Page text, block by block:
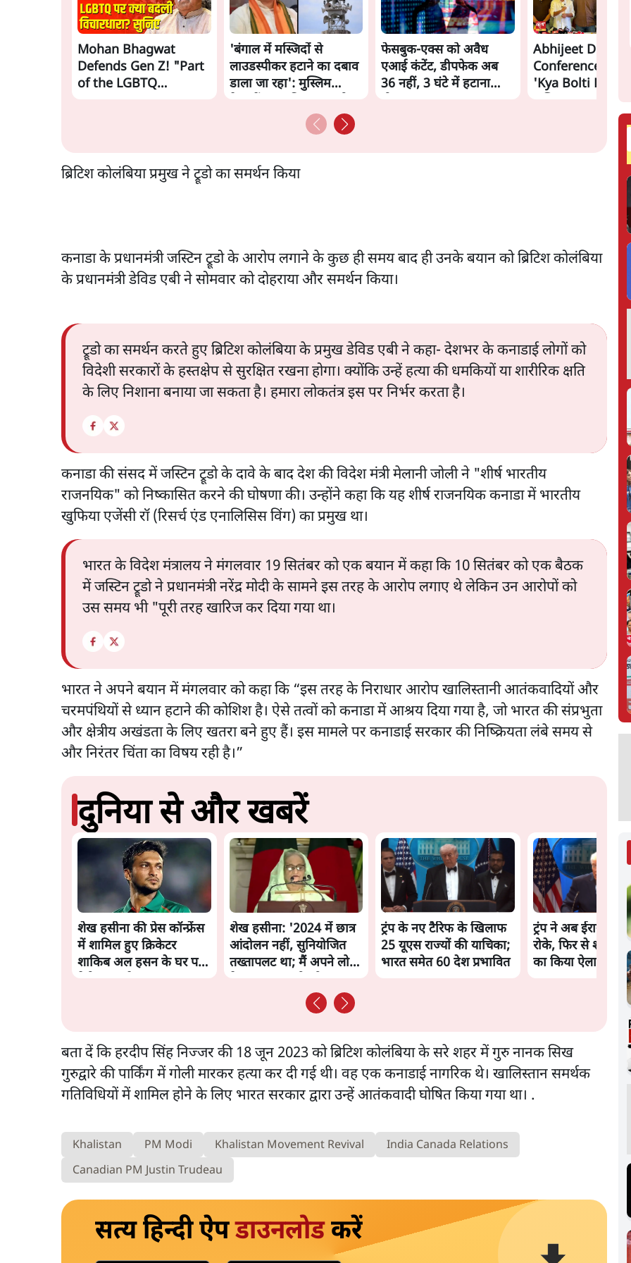
Mohan Bhagwat
Defends Gen Z! "Part
of the LGBTQ
'बंगाल में मस्जिदों से
लाउडस्पीकर हटाने का दबाव
डाला जा रहा': मुस्लिम
फेसबुक-एक्स को अवैध
एआई कंटेंट, डीपफेक अब
36 नहीं, 3 घंटे में हटाना
Abhijeet Dipke
Conference: CJP
'Kya Bolti
ब्रिटिश कोलंबिया प्रमुख ने ट्रूडो का समर्थन किया
कनाडा के प्रधानमंत्री जस्टिन ट्रूडो के आरोप लगाने के कुछ ही समय बाद ही उनके बयान को ब्रिटिश कोलंबिया
के प्रधानमंत्री डेविड एबी ने सोमवार को दोहराया और समर्थन किया।
ट्रूडो का समर्थन करते हुए ब्रिटिश कोलंबिया के प्रमुख डेविड एबी ने कहा- देशभर के कनाडाई लोगों को
विदेशी सरकारों के हस्तक्षेप से सुरक्षित रखना होगा। क्योंकि उन्हें हत्या की धमकियों या शारीरिक क्षति
के लिए निशाना बनाया जा सकता है। हमारा लोकतंत्र इस पर निर्भर करता है।
कनाडा की संसद में जस्टिन ट्रूडो के दावे के बाद देश की विदेश मंत्री मेलानी जोली ने "शीर्ष भारतीय
राजनयिक" को निष्कासित करने की घोषणा की। उन्होंने कहा कि यह शीर्ष राजनयिक कनाडा में भारतीय
खुफिया एजेंसी रॉ (रिसर्च एंड एनालिसिस विंग) का प्रमुख था।
भारत के विदेश मंत्रालय ने मंगलवार 19 सितंबर को एक बयान में कहा कि 10 सितंबर को एक बैठक
में जस्टिन ट्रूडो ने प्रधानमंत्री नरेंद्र मोदी के सामने इस तरह के आरोप लगाए थे लेकिन उन आरोपों को
उस समय भी "पूरी तरह खारिज कर दिया गया था।
भारत ने अपने बयान में मंगलवार को कहा कि “इस तरह के निराधार आरोप खालिस्तानी आतंकवादियों और
चरमपंथियों से ध्यान हटाने की कोशिश है। ऐसे तत्वों को कनाडा में आश्रय दिया गया है, जो भारत की संप्रभुता
और क्षेत्रीय अखंडता के लिए खतरा बने हुए हैं। इस मामले पर कनाडाई सरकार की निष्क्रियता लंबे समय से
और निरंतर चिंता का विषय रही है।”
दुनिया से और खबरें
शेख हसीना की प्रेस कॉन्फ्रेंस
में शामिल हुए क्रिकेटर
शाकिब अल हसन के घर पर
शेख हसीना: '2024 में छात्र
आंदोलन नहीं, सुनियोजित
तख्तापलट था; मैं अपने लोगों
ट्रंप के नए टैरिफ के खिलाफ
25 यूएस राज्यों की याचिका;
भारत समेत 60 देश प्रभावित
ट्रंप ने अब ईरान पर
रोके, फिर से शांति
का किया ऐलान
बता दें कि हरदीप सिंह निज्जर की 18 जून 2023 को ब्रिटिश कोलंबिया के सरे शहर में गुरु नानक सिख
गुरुद्वारे की पार्किंग में गोली मारकर हत्या कर दी गई थी। वह एक कनाडाई नागरिक थे। खालिस्तान समर्थक
गतिविधियों में शामिल होने के लिए भारत सरकार द्वारा उन्हें आतंकवादी घोषित किया गया था। .
Khalistan PM Modi Khalistan Movement Revival
India Canada Relations
Canadian PM Justin Trudeau
सत्य हिन्दी ऐपडाउनलोडकरें